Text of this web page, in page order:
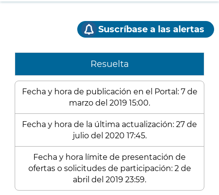
Suscríbase a las alertas
Resuelta
Fecha y hora de publicación en el Portal: 7 de
marzo del 2019 15:00.
Fecha y hora de la última actualización: 27 de
julio del 2020 17:45.
Fecha y hora límite de presentación de
ofertas o solicitudes de participación: 2 de
abril del 2019 23:59.